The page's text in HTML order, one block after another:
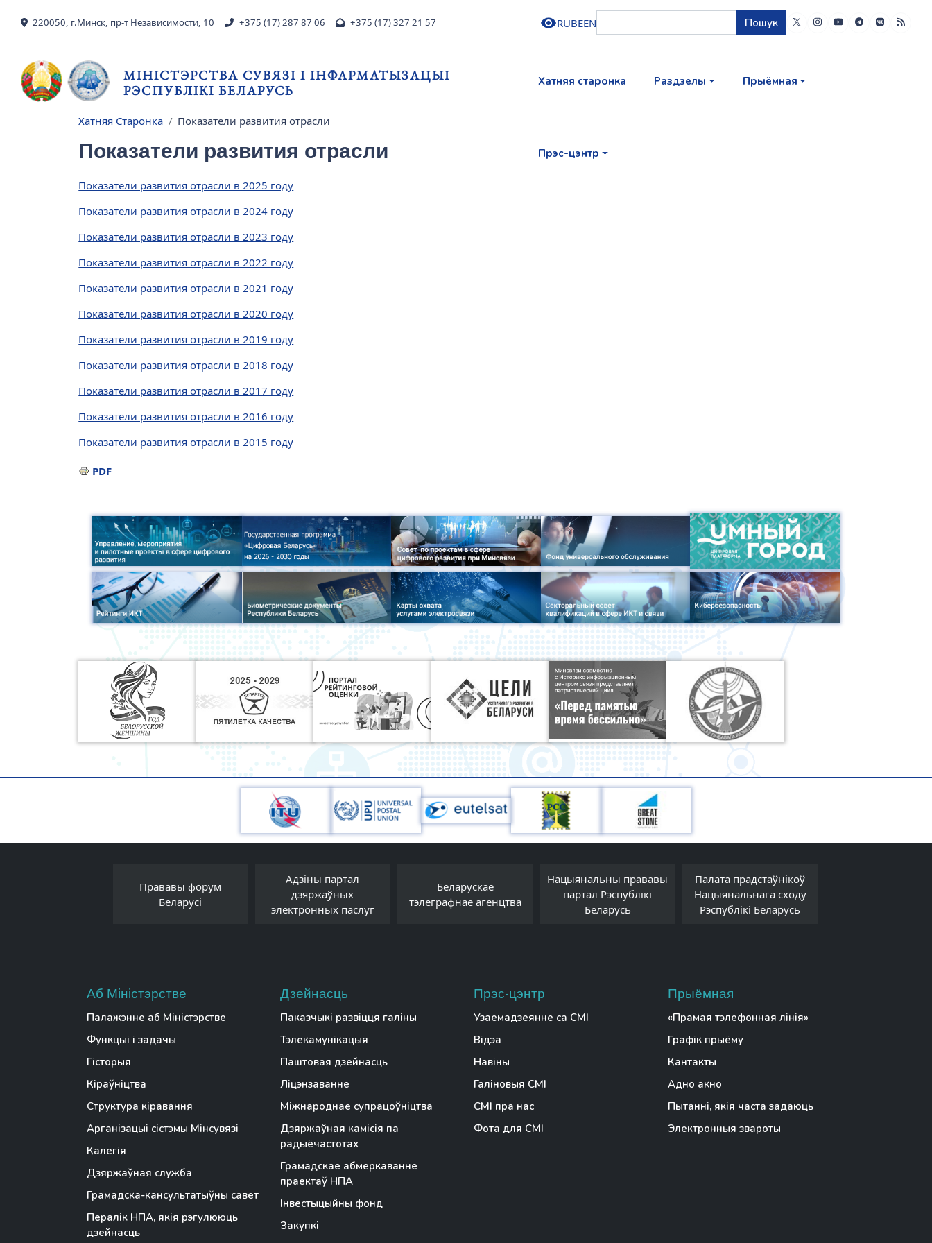
220050, г.Минск, пр-т Независимости, 10 +375 (17) 287 87 06 +375 (17) 327 21 57 RUBEEN Пошук
МІНІСТЭРСТВА СУВЯЗІ І ІНФАРМАТЫЗАЦЫІ
РЭСПУБЛІКІ БЕЛАРУСЬ
Хатняя старонка Раздзелы Прыёмная
Прэс-цэнтр
Breadcrumb
Хатняя Старонка Показатели развития отрасли
Показатели развития отрасли
Показатели развития отрасли в 2025 году
Показатели развития отрасли в 2024 году
Показатели развития отрасли в 2023 году
Показатели развития отрасли в 2022 году
Показатели развития отрасли в 2021 году
Показатели развития отрасли в 2020 году
Показатели развития отрасли в 2019 году
Показатели развития отрасли в 2018 году
Показатели развития отрасли в 2017 году
Показатели развития отрасли в 2016 году
Показатели развития отрасли в 2015 году
PDF
Прававы форум
Беларусі
Адзіны партал
дзяржаўных
электронных паслуг
Беларускае
тэлеграфнае агенцтва
Нацыянальны прававы
партал Рэспублікі
Беларусь
Палата прадстаўнікоў
Нацыянальнага сходу
Рэспублікі Беларусь
Аб Міністэрстве
Палажэнне аб Міністэрстве
Функцыі і задачы
Гісторыя
Кіраўніцтва
Структура кіравання
Арганізацыі сістэмы Мінсувязі
Калегія
Дзяржаўная служба
Грамадска-кансультатыўны савет
Пералік НПА, якія рэгулююць
дзейнасць
Дзейнасць
Паказчыкі развіцця галіны
Тэлекамунікацыя
Паштовая дзейнасць
Ліцэнзаванне
Міжнароднае супрацоўніцтва
Дзяржаўная камісія па
радыёчастотах
Грамадскае абмеркаванне
праектаў НПА
Інвестыцыйны фонд
Закупкі
Прэс-цэнтр
Узаемадзеянне са СМІ
Відэа
Навіны
Галіновыя СМІ
СМІ пра нас
Фота для СМІ
Прыёмная
«Прамая тэлефонная лінія»
Графік прыёму
Кантакты
Адно акно
Пытанні, якія часта задаюць
Электронныя звароты